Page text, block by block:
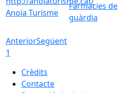
Anoia Turisme
Farmàcies de
guàrdia
AnteriorSegüent
1
Crèdits
Contacte